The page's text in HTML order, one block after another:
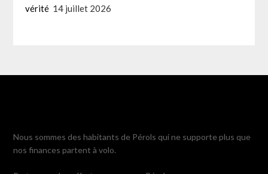
vérité 14 juillet 2026
Nous sommes des habitants de Pérols qui ne supporte plus que
nos finances partent à volo.